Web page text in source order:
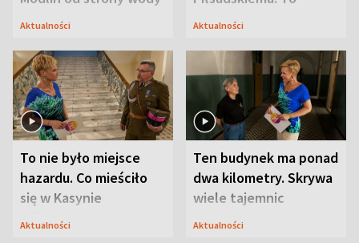
Aktualności
niejedyna tajemnica
Aktualności
To nie było miejsce
hazardu. Co mieściło
się w Kasynie
Oficerskim?
Aktualności
Ten budynek ma ponad
dwa kilometry. Skrywa
wiele tajemnic
Aktualności